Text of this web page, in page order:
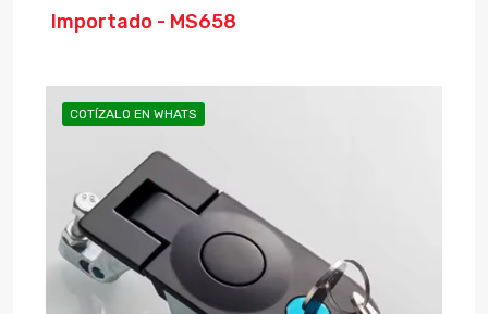
Importado - MS658
COTÍZALO EN WHATS